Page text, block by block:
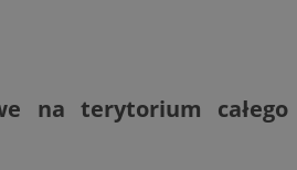
na terytorium całego